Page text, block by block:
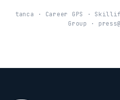
tanca · Career GPS ·
Group ·